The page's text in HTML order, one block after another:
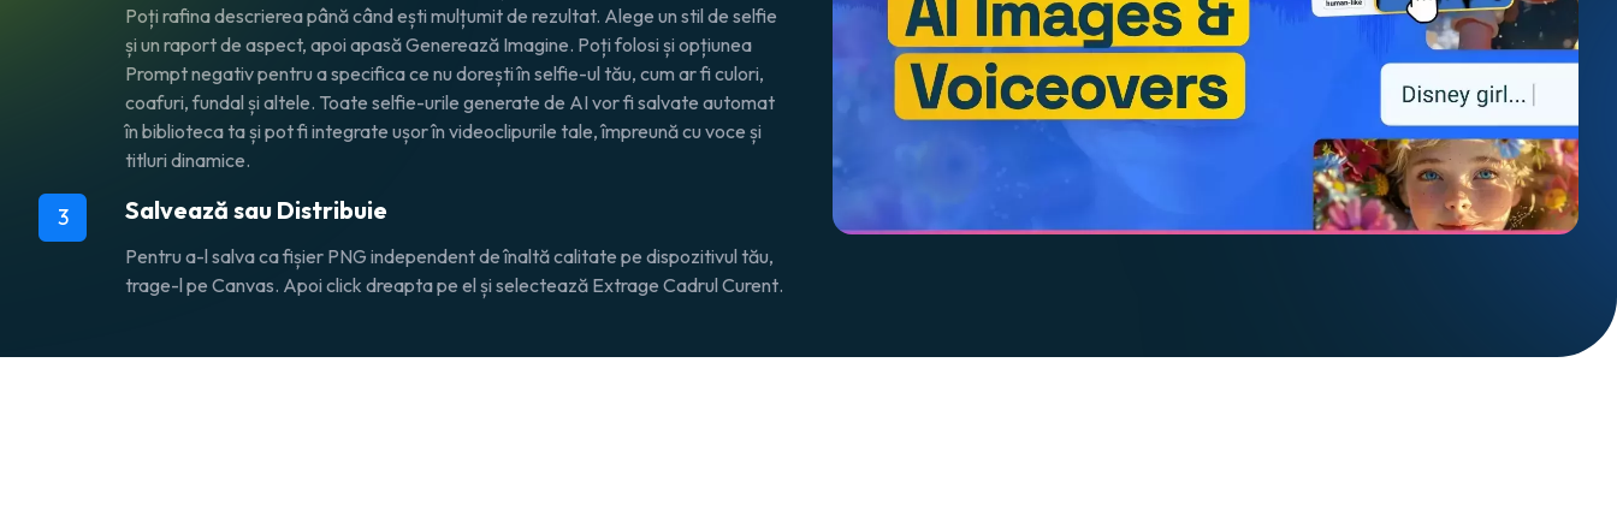
Poți rafina descrierea până când ești mulțumit de rezultat. Alege un stil de selfie
și un raport de aspect, apoi apasăGenerează Imagine. Poți folosi și opțiunea
Prompt negativpentru a specifica ce nu dorești în selfie-ul tău, cum ar fi culori,
coafuri, fundal și altele. Toate selfie-urile generate de AI vor fi salvate automat
în biblioteca ta și pot fi integrate ușor în videoclipurile tale, împreună cu voce și
titluri dinamice.
3 Salvează sau Distribuie
Pentru a-l salva ca fișier PNG independent de înaltă calitate pe dispozitivul tău,
trage-l pe Canvas. Apoi click dreapta pe el și selectează Extrage Cadrul Curent.